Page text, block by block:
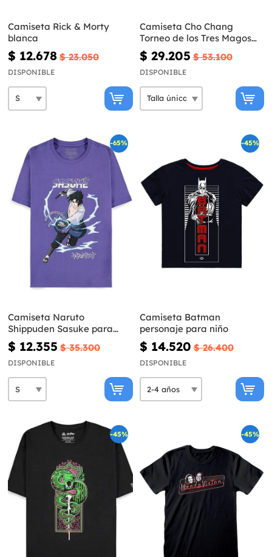
Camiseta Rick & Morty
blanca
$ 12.678 $ 23.050
DISPONIBLE
Camiseta Cho Chang
Torneo de los Tres Magos
para niños - Harry Potter
$ 29.205 $ 53.100
DISPONIBLE
-65%
Camiseta Naruto
Shippuden Sasuke para
hombre
$ 12.355 $ 35.300
DISPONIBLE
-45%
Camiseta Batman
personaje para niño
$ 14.520 $ 26.400
DISPONIBLE
-45% -45%